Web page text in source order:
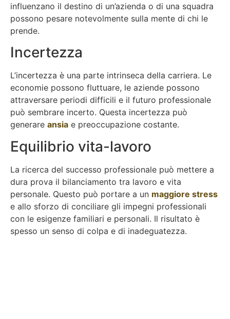
influenzano il destino di un’azienda o di una squadra
possono pesare notevolmente sulla mente di chi le
prende.
Incertezza
L’incertezza è una parte intrinseca della carriera. Le
economie possono fluttuare, le aziende possono
attraversare periodi difficili e il futuro professionale
può sembrare incerto. Questa incertezza può
generare ansia e preoccupazione costante.
Equilibrio vita-lavoro
La ricerca del successo professionale può mettere a
dura prova il bilanciamento tra lavoro e vita
personale. Questo può portare a un maggiore stress
e allo sforzo di conciliare gli impegni professionali
con le esigenze familiari e personali. Il risultato è
spesso un senso di colpa e di inadeguatezza.